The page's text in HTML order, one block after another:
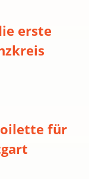
erste
für